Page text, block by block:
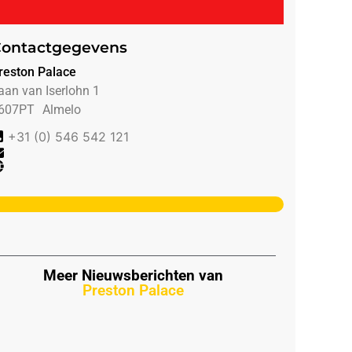
Palace
van Iserlohn 1
Almelo
+31 (0) 546 542 121
Meer Nieuwsberichten van
Preston Palace